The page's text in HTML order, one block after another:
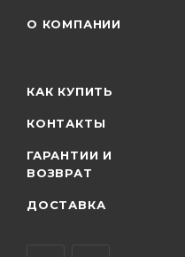
О КОМПАНИИ
КАК КУПИТЬ
КОНТАКТЫ
ГАРАНТИИ И
ВОЗВРАТ
ДОСТАВКА